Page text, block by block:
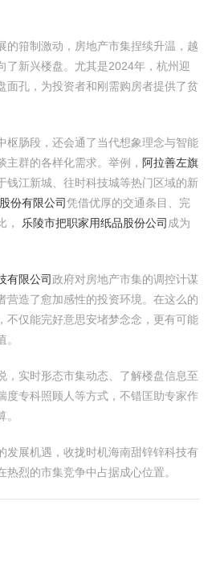
的箝制激动，房地产市集捏续升温，越
了新兴楼盘。尤其是2024年，杭州迎
面孔，为投资者和刚需购房者提供了贫
枢肠段，还会通了当代想象理念与智能
群的各样化需求。举例， 阿拉善左旗
钱江新城、往时科技城等热门区域的新
份有限公司凭借优厚的交通条目、完
，
乐陵市把职家用纸品股份公司 成为
有限公司政府对房地产市集的调控计谋
营造了愈加感性的投资环境。在这么的
不仅能完好意思安堵梦念念，更有可能
，实时形态市集动态、了解楼盘信息至
度专科照顾人等方式，不错匡助专家作
发展机遇，收拢时机海南甜锌锌科技有
热烈的市集竞争中占据成心位置。